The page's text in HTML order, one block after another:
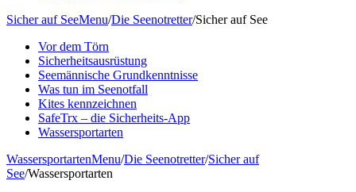
Sicher auf SeeMenu/Die Seenotretter/Sicher auf See
Vor dem Törn
Sicherheitsausrüstung
Seemännische Grundkenntnisse
Was tun im Seenotfall
Kites kennzeichnen
SafeTrx – die Sicherheits-App
Wassersportarten
WassersportartenMenu/Die Seenotretter/Sicher auf
See/Wassersportarten